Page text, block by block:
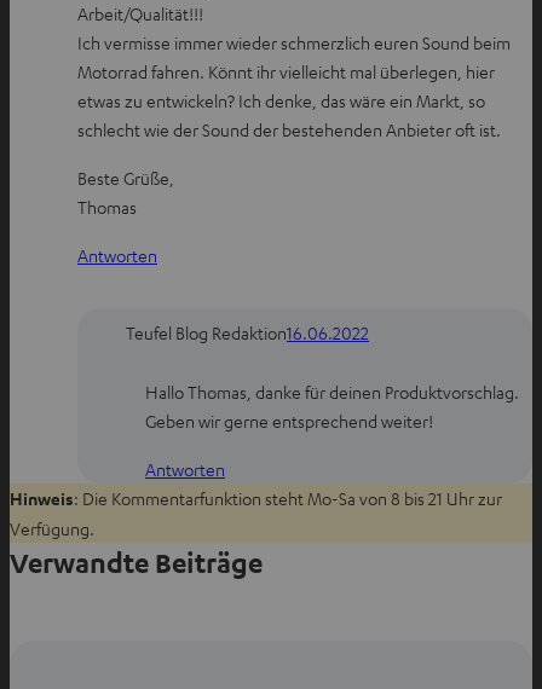
Arbeit/Qualität!!!
Ich vermisse immer wieder schmerzlich euren Sound beim
Motorrad fahren. Könnt ihr vielleicht mal überlegen, hier
etwas zu entwickeln? Ich denke, das wäre ein Markt, so
schlecht wie der Sound der bestehenden Anbieter oft ist.
Beste Grüße,
Thomas
Antworten
Teufel Blog Redaktion16.06.2022
Hallo Thomas, danke für deinen Produktvorschlag.
Geben wir gerne entsprechend weiter!
Antworten
Hinweis: Die Kommentarfunktion steht Mo-Sa von 8 bis 21 Uhr zur
Verfügung.
Verwandte Beiträge